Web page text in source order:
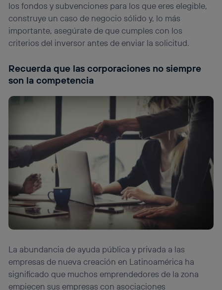
los fondos y subvenciones para los que eres elegible,
construye un caso de negocio sólido y, lo más
importante, asegúrate de que cumples con los
criterios del inversor antes de enviar la solicitud.
Recuerda que las corporaciones no siempre
son la competencia
La abundancia de ayuda pública y privada a las
empresas de nueva creación en Latinoamérica ha
significado que muchos emprendedores de la zona
empiecen sus empresas con asociaciones